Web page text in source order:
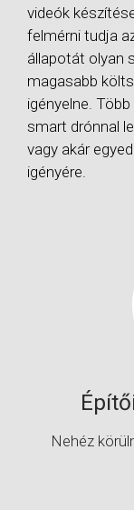
videók
felmérni tudja
állapotát olyan
magasabb
igényelne.
smart drónnal
vagy akár
igényére.
Nehéz